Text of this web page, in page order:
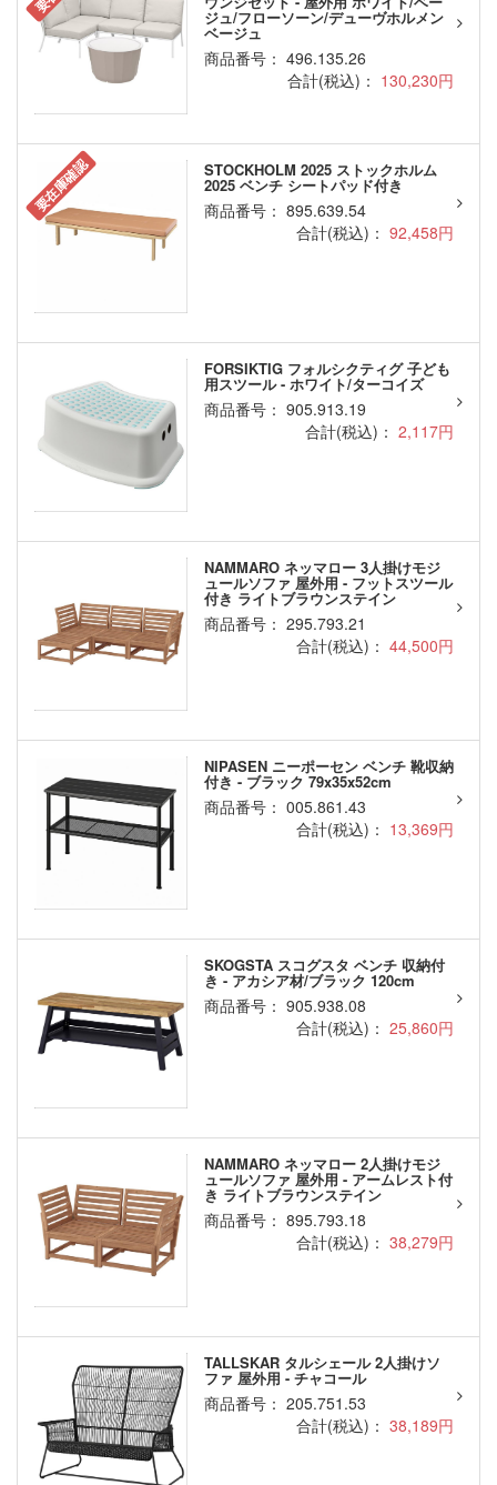
ジュ/フローソーン/デューヴホルメン
ベージュ
商品番号： 496.135.26
合計(税込)： 130,230円
要在庫確認 STOCKHOLM 2025 ストックホルム
2025 ベンチ シートパッド付き
商品番号： 895.639.54
合計(税込)： 92,458円
FORSIKTIG フォルシクティグ 子ども
用スツール - ホワイト/ターコイズ
商品番号： 905.913.19
合計(税込)： 2,117円
NAMMARO ネッマロー 3人掛けモジ
ュールソファ 屋外用 - フットスツール
付き ライトブラウンステイン
商品番号： 295.793.21
合計(税込)： 44,500円
NIPASEN ニーポーセン ベンチ 靴収納
付き - ブラック 79x35x52cm
商品番号： 005.861.43
合計(税込)： 13,369円
SKOGSTA スコグスタ ベンチ 収納付
き - アカシア材/ブラック 120cm
商品番号： 905.938.08
合計(税込)： 25,860円
NAMMARO ネッマロー 2人掛けモジ
ュールソファ 屋外用 - アームレスト付
き ライトブラウンステイン
商品番号： 895.793.18
合計(税込)： 38,279円
TALLSKAR タルシェール 2人掛けソ
ファ 屋外用 - チャコール
商品番号： 205.751.53
合計(税込)： 38,189円